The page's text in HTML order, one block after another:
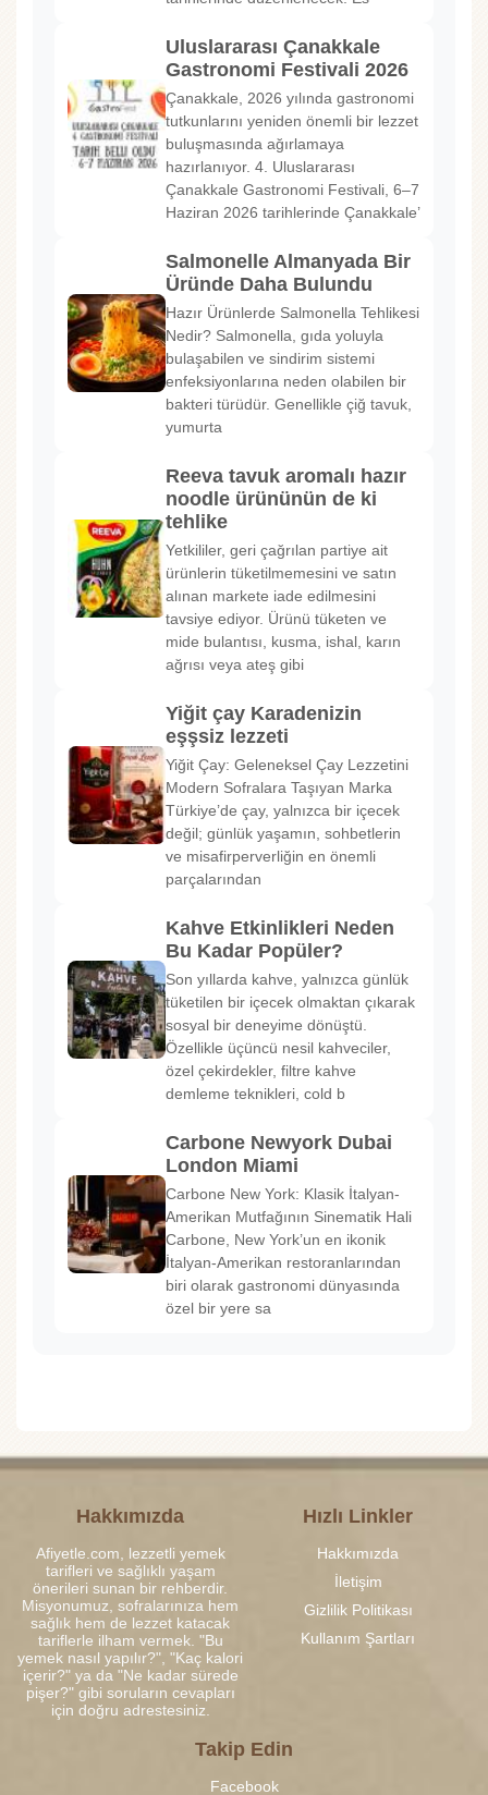
Uluslararası Çanakkale
Gastronomi Festivali 2026
Çanakkale, 2026 yılında gastronomi
tutkunlarını yeniden önemli bir lezzet
buluşmasında ağırlamaya
hazırlanıyor. 4. Uluslararası
Çanakkale Gastronomi Festivali, 6–7
Haziran 2026 tarihlerinde Çanakkale’
Salmonelle Almanyada Bir
Üründe Daha Bulundu
Hazır Ürünlerde Salmonella Tehlikesi
Nedir? Salmonella, gıda yoluyla
bulaşabilen ve sindirim sistemi
enfeksiyonlarına neden olabilen bir
bakteri türüdür. Genellikle çiğ tavuk,
yumurta
Reeva tavuk aromalı hazır
noodle ürününün de ki
tehlike
Yetkililer, geri çağrılan partiye ait
ürünlerin tüketilmemesini ve satın
alınan markete iade edilmesini
tavsiye ediyor. Ürünü tüketen ve
mide bulantısı, kusma, ishal, karın
ağrısı veya ateş gibi
Yiğit çay Karadenizin
eşşsiz lezzeti
Yiğit Çay: Geleneksel Çay Lezzetini
Modern Sofralara Taşıyan Marka
Türkiye’de çay, yalnızca bir içecek
değil; günlük yaşamın, sohbetlerin
ve misafirperverliğin en önemli
parçalarından
Kahve Etkinlikleri Neden
Bu Kadar Popüler?
Son yıllarda kahve, yalnızca günlük
tüketilen bir içecek olmaktan çıkarak
sosyal bir deneyime dönüştü.
Özellikle üçüncü nesil kahveciler,
özel çekirdekler, filtre kahve
demleme teknikleri, cold b
Carbone Newyork Dubai
London Miami
Carbone New York: Klasik İtalyan-
Amerikan Mutfağının Sinematik Hali
Carbone, New York’un en ikonik
İtalyan-Amerikan restoranlarından
biri olarak gastronomi dünyasında
özel bir yere sa
Hakkımızda
Afiyetle.com, lezzetli yemek
tarifleri ve sağlıklı yaşam
önerileri sunan bir rehberdir.
Misyonumuz, sofralarınıza hem
sağlık hem de lezzet katacak
tariflerle ilham vermek. "Bu
yemek nasıl yapılır?", "Kaç kalori
içerir?" ya da "Ne kadar sürede
pişer?" gibi soruların cevapları
için doğru adrestesiniz.
Hızlı Linkler
Hakkımızda
İletişim
Gizlilik Politikası
Kullanım Şartları
Takip Edin
Facebook